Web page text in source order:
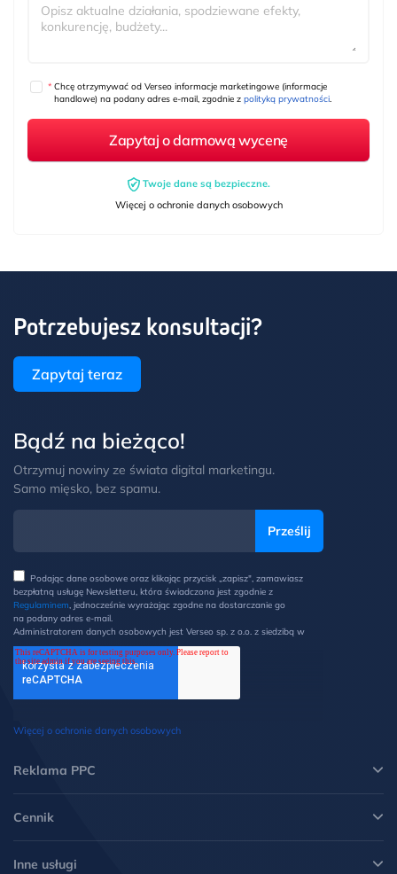
Chcę otrzymywać od Verseo informacje marketingowe (informacje
handlowe) na podany adres e-mail, zgodnie z polityką prywatności.
*
Twoje dane są bezpieczne.
Więcej o ochronie danych osobowych
Potrzebujesz konsultacji?
Zapytaj teraz
Bądź na bieżąco!
Otrzymuj nowiny ze świata digital marketingu.
Samo mięsko, bez spamu.
Podając dane osobowe oraz klikając przycisk „zapisz", zamawiasz
bezpłatną usługę Newsletteru, która świadczona jest zgodnie z
Regulaminem, jednocześnie wyrażając zgodne na dostarczanie go
na podany adres e-mail.
Administratorem danych osobowych jest Verseo sp. z o.o. z siedzibą w
Poznaniu przy ul. Węglowej 1/3 (60-122 Poznań). Z Administratorem
można kontaktować się pisemnie na ww. adres lub elektronicznie na
adres e-mail: ochronadanych@verseo.pl. Państwa dane osobowe są
przetwarzane w celu wysyłki newsletteru, zgodnie z Regulaminem, w
związku z czym mają Państwo prawo do: dostępu do swoich danych
zgody, możliwość żądania ich usunięcia i ograniczenia lub wniesienia
sprzeciwu wobec przetwarzania danych oraz wniesienia skargi do
Więcej o ochronie danych osobowych
Reklama PPC
Cennik
Inne usługi